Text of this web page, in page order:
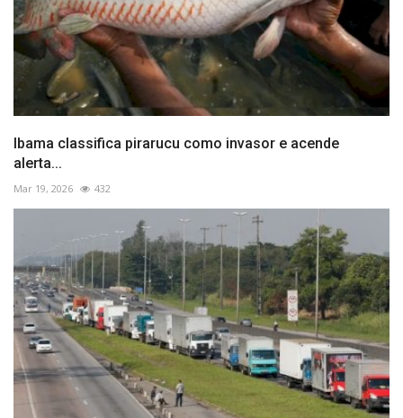
Ibama classifica pirarucu como invasor e acende
alerta...
Mar 19, 2026 432